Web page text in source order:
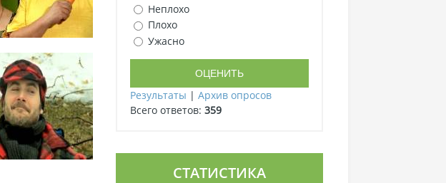
Неплохо
Плохо
Ужасно
Результаты | Архив опросов
Всего ответов: 359
СТАТИСТИКА